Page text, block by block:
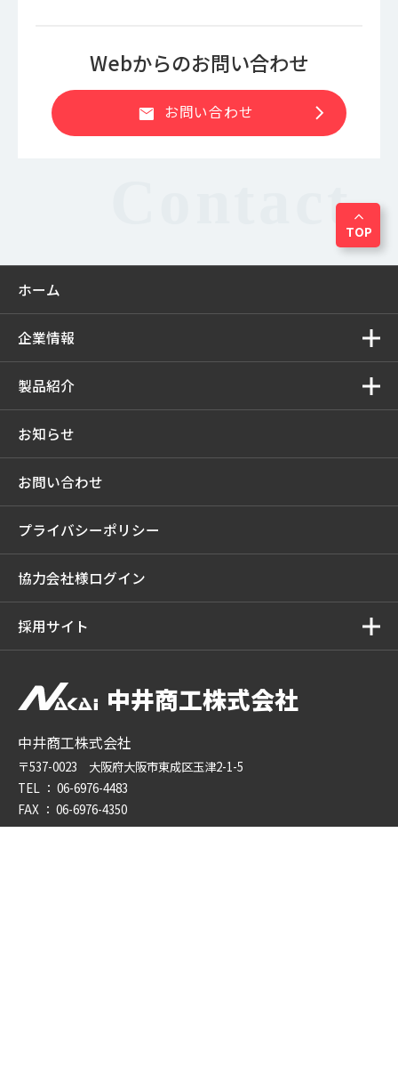
Webからのお問い合わせ
mail お問い合わせ chevron_right
expand_less
TOP
中井商工株式会社
中井商工株式会社
〒537-0023 大阪府大阪市東成区玉津2-1-5
TEL ： 06-6976-4483
FAX ： 06-6976-4350
ホーム
企業情報
製品紹介
お知らせ
お問い合わせ
プライバシーポリシー
協力会社様ログイン
採用サイト